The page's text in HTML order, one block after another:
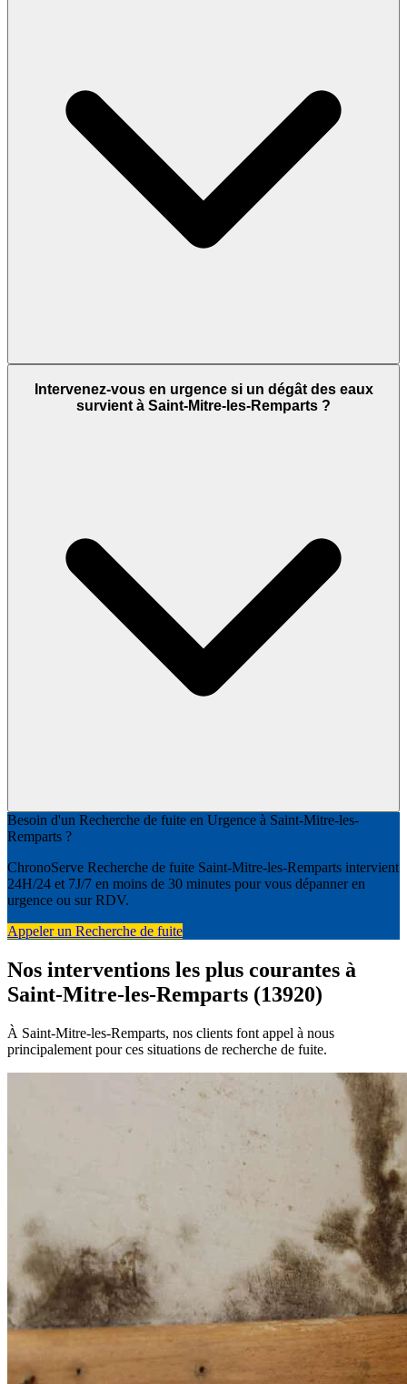
Intervenez-vous en urgence si un dégât des eaux
survient à Saint-Mitre-les-Remparts ?
Besoin d'un Recherche de fuite en Urgence à Saint-Mitre-les-
Remparts ?
ChronoServe Recherche de fuite Saint-Mitre-les-Remparts intervient
24H/24 et 7J/7 en moins de 30 minutes pour vous dépanner en
urgence ou sur RDV.
Appeler un Recherche de fuite
Nos interventions les plus courantes à
Saint-Mitre-les-Remparts (13920)
À Saint-Mitre-les-Remparts, nos clients font appel à nous
principalement pour ces situations de recherche de fuite.